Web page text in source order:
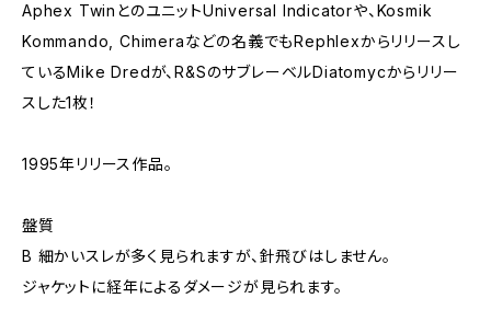
Aphex TwinとのユニットUniversal Indicatorや、Kosmik
Kommando, Chimeraなどの名義でもRephlexからリリースし
ているMike Dredが、R&SのサブレーベルDiatomycからリリー
スした1枚！
1995年リリース作品。
盤質
B 細かいスレが多く見られますが、針飛びはしません。
ジャケットに経年によるダメージが見られます。